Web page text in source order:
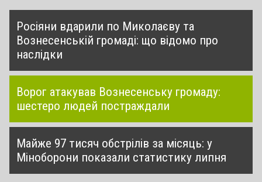
Росіяни вдарили по Миколаєву та
Вознесенській громаді: що відомо про
наслідки
Ворог атакував Вознесенську громаду:
шестеро людей постраждали
Майже 97 тисяч обстрілів за місяць: у
Міноборони показали статистику липня